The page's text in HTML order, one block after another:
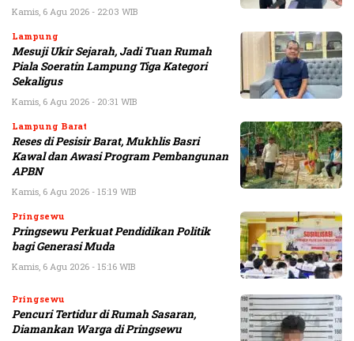
Kamis, 6 Agu 2026 - 22:03 WIB
Lampung
Mesuji Ukir Sejarah, Jadi Tuan Rumah
Piala Soeratin Lampung Tiga Kategori
Sekaligus
Kamis, 6 Agu 2026 - 20:31 WIB
Lampung Barat
Reses di Pesisir Barat, Mukhlis Basri
Kawal dan Awasi Program Pembangunan
APBN
Kamis, 6 Agu 2026 - 15:19 WIB
Pringsewu
Pringsewu Perkuat Pendidikan Politik
bagi Generasi Muda
Kamis, 6 Agu 2026 - 15:16 WIB
Pringsewu
Pencuri Tertidur di Rumah Sasaran,
Diamankan Warga di Pringsewu